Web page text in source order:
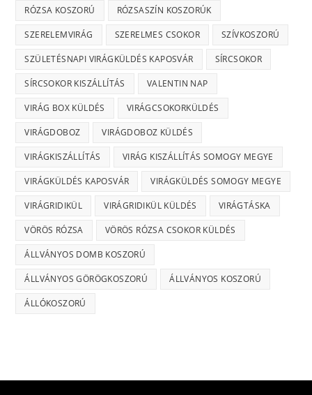
RÓZSA KOSZORÚ RÓZSASZÍN KOSZORÚK
SZERELEMVIRÁG SZERELMES CSOKOR SZÍVKOSZORÚ
SZÜLETÉSNAPI VIRÁGKÜLDÉS KAPOSVÁR SÍRCSOKOR
SÍRCSOKOR KISZÁLLÍTÁS VALENTIN NAP
VIRÁG BOX KÜLDÉS VIRÁGCSOKORKÜLDÉS
VIRÁGDOBOZ VIRÁGDOBOZ KÜLDÉS
VIRÁGKISZÁLLÍTÁS VIRÁG KISZÁLLÍTÁS SOMOGY MEGYE
VIRÁGKÜLDÉS KAPOSVÁR VIRÁGKÜLDÉS SOMOGY MEGYE
VIRÁGRIDIKÜL VIRÁGRIDIKÜL KÜLDÉS VIRÁGTÁSKA
VÖRÖS RÓZSA VÖRÖS RÓZSA CSOKOR KÜLDÉS
ÁLLVÁNYOS DOMB KOSZORÚ
ÁLLVÁNYOS GÖRÖGKOSZORÚ ÁLLVÁNYOS KOSZORÚ
ÁLLÓKOSZORÚ